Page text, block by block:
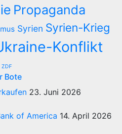
Propaganda
Syrien Syrien-Krieg
Konflikt
ZDF
Bote
23. Juni 2026
of America 14. April 2026